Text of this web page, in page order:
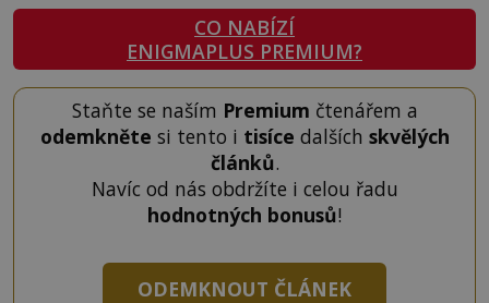
CO NABÍZÍ
ENIGMAPLUS PREMIUM?
Staňte se naším Premium čtenářem a
odemkněte si tento i tisíce dalších skvělých
článků.
Navíc od nás obdržíte i celou řadu
hodnotných bonusů!
ODEMKNOUT ČLÁNEK